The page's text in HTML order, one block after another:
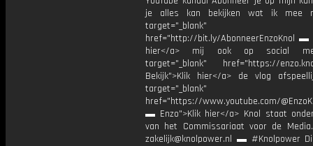
je alles kan bekijken wat ik mee
target="_blank"
href="http://bit.ly/AbonneerEnzoKnol ▬
hier</a> mij ook op social
target="_blank" href="https://
Bekijk">Klik hier</a> de vlog
target="_blank"
href="https://www.youtube.com/
▬ Enzo">Klik hier</a> Knol staat
van het Commissariaat voor de
zakelijk@knolpower.nl ▬ #Knolpower